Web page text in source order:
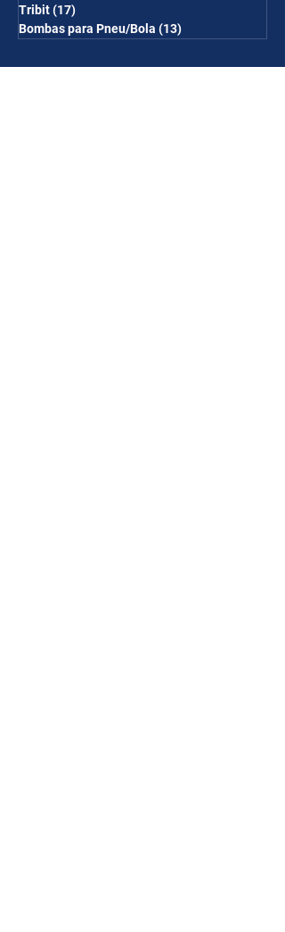
Tribit(17)
Bombas para Pneu/Bola (13)